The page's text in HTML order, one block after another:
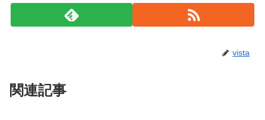
vista
関連記事